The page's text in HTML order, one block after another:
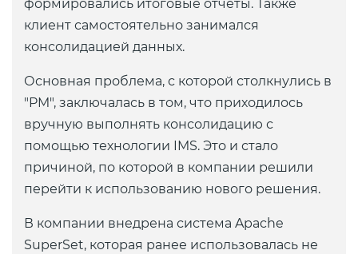
формировались итоговые отчеты. Также
клиент самостоятельно занимался
консолидацией данных.
Основная проблема, с которой столкнулись в
"PM", заключалась в том, что приходилось
вручную выполнять консолидацию с
помощью технологии IMS. Это и стало
причиной, по которой в компании решили
перейти к использованию нового решения.
В компании внедрена система Apache
SuperSet, которая ранее использовалась не